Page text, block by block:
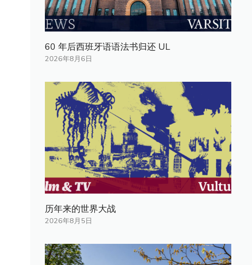
60 年后西班牙语语法书归还 UL
2026年8月6日
历年来的世界大战
2026年8月5日